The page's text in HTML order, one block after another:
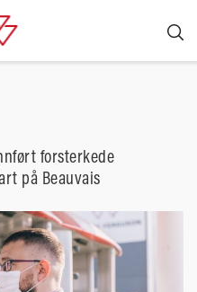
forsterkede
på Beauvais